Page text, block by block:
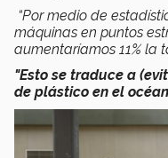
“Por medio de
máquinas en puntos
aumentaríamos 11% la
"Esto se traduce a
de plástico en el